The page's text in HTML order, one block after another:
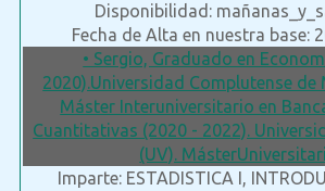
Disponibilidad:
Fecha de Alta en nuestra base:
• Sergio, Graduado en
2020).Universidad Complutense de
Máster Interuniversitario en
Cuantitativas (2020 - 2022).
(UV).
Imparte: ESTADISTICA I,